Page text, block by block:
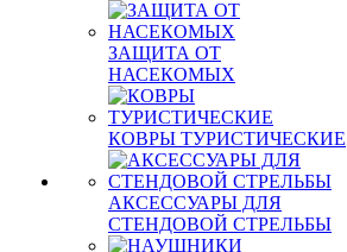
ЗАЩИТА ОТ
НАСЕКОМЫХ
КОВРЫ ТУРИСТИЧЕСКИЕ
АКСЕССУАРЫ ДЛЯ
СТЕНДОВОЙ СТРЕЛЬБЫ